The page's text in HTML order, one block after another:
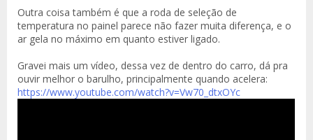
Outra coisa também é que a roda de seleção de
temperatura no painel parece não fazer muita diferença, e o
ar gela no máximo em quanto estiver ligado.
Gravei mais um vídeo, dessa vez de dentro do carro, dá pra
ouvir melhor o barulho, principalmente quando acelera:
https://www.youtube.com/watch?v=Vw70_dtxOYc